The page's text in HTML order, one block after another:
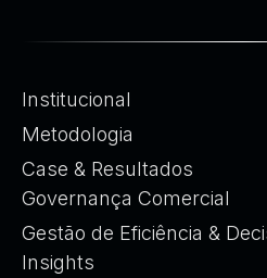
Institucional
Metodologia
Case & Resultados
Governança Comercial
Gestão de Eficiência &
Insights